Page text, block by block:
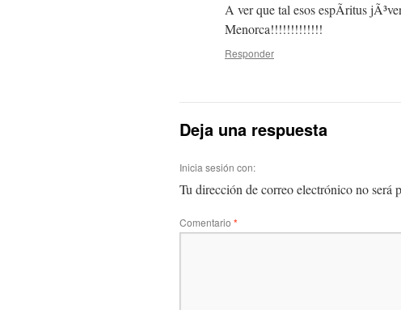
A ver que tal esos espÃ­ritus
Menorca!!!!!!!!!!!!!
Responder
Deja una respuesta
Inicia sesión con:
Tu dirección de correo electrónico no será
Comentario *